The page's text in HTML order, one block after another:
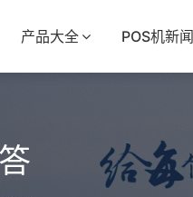
产品大全 POS机新闻